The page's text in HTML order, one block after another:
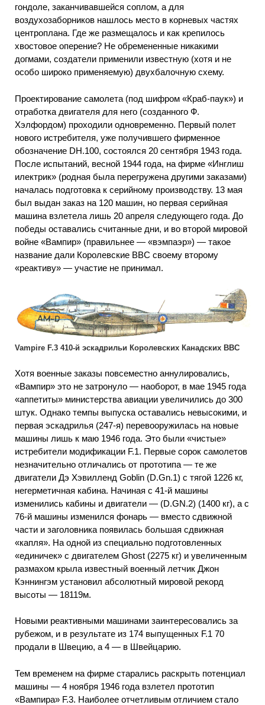
гондоле, заканчивавшейся соплом, а для
воздухозаборников нашлось место в корневых частях
центроплана. Где же размещалось и как крепилось
хвостовое оперение? Не обремененные никакими
догмами, создатели применили известную (хотя и не
особо широко применяемую) двухбалочную схему.
Проектирование самолета (под шифром «Краб-паук») и
отработка двигателя для него (созданного Ф.
Хэлфордом) проходили одновременно. Первый полет
нового истребителя, уже получившего фирменное
обозначение DH.100, состоялся 20 сентября 1943 года.
После испытаний, весной 1944 года, на фирме «Инглиш
илектрик» (родная была перегружена другими заказами)
началась подготовка к серийному производству. 13 мая
был выдан заказ на 120 машин, но первая серийная
машина взлетела лишь 20 апреля следующего года. До
победы оставались считанные дни, и во второй мировой
войне «Вампир» (правильнее — «вэмпаэр») — такое
название дали Королевские ВВС своему второму
«реактиву» — участие не принимал.
Vampire F.3 410-й эскадрильи Королевских Канадских ВВС
Хотя военные заказы повсеместно аннулировались,
«Вампир» это не затронуло — наоборот, в мае 1945 года
«аппетиты» министерства авиации увеличились до 300
штук. Однако темпы выпуска оставались невысокими, и
первая эскадрилья (247-я) перевооружилась на новые
машины лишь к маю 1946 года. Это были «чистые»
истребители модификации F.1. Первые сорок самолетов
незначительно отличались от прототипа — те же
двигатели Дэ Хэвилленд Goblin (D.Gn.1) с тягой 1226 кг,
негерметичная кабина. Начиная с 41-й машины
изменились кабины и двигатели — (D.GN.2) (1400 кг), а с
76-й машины изменился фонарь — вместо сдвижной
части и заголовника появилась большая сдвижная
«капля». На одной из специально подготовленных
«единичек» с двигателем Ghost (2275 кг) и увеличенным
размахом крыла известный военный летчик Джон
Кэннингэм установил абсолютный мировой рекорд
высоты — 18119м.
Новыми реактивными машинами заинтересовались за
рубежом, и в результате из 174 выпущенных F.1 70
продали в Швецию, а 4 — в Швейцарию.
Тем временем на фирме старались раскрыть потенциал
машины — 4 ноября 1946 года взлетел прототип
«Вампира» F.3. Наиболее отчетливым отличием стало